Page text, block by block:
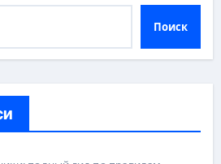
Поиск